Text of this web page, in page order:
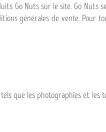
Go Nuts sur le site. Go Nuts
générales de vente. Pour
que les photographies et les